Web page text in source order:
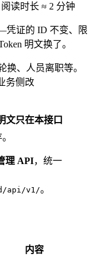
阅读时长 ≈ 2 分钟
证的 ID 不变、限
明文换了。
换、人员离职等。
务侧改
文只在本接口
理 API，统一
api/v1/。
内容